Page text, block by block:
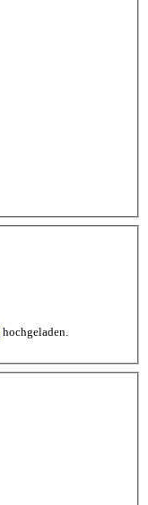
hochgeladen.